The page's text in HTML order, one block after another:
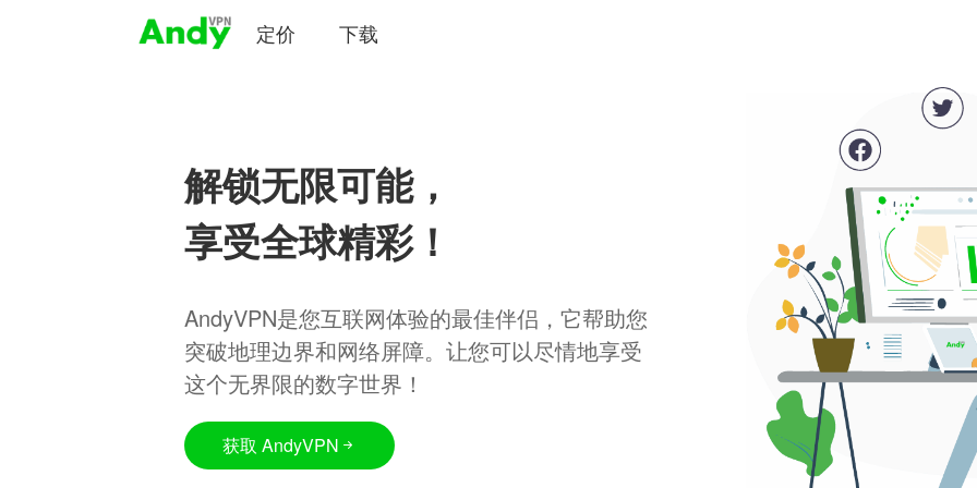
定价 下载
解锁无限可能，
享受全球精彩！
AndyVPN是您互联网体验的最佳伴侣，它帮助您
突破地理边界和网络屏障。让您可以尽情地享受
这个无界限的数字世界！
获取 AndyVPN